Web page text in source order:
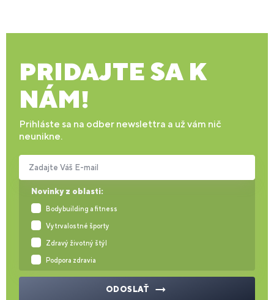
PRIDAJTE SA K
NÁM!
Prihláste sa na odber newslettra a už vám nič
neunikne.
Novinky z oblasti:
Bodybuilding a fitness
Vytrvalostné športy
Zdravý životný štýl
Podpora zdravia
Zadajte Váš E-mail
ODOSLAŤ